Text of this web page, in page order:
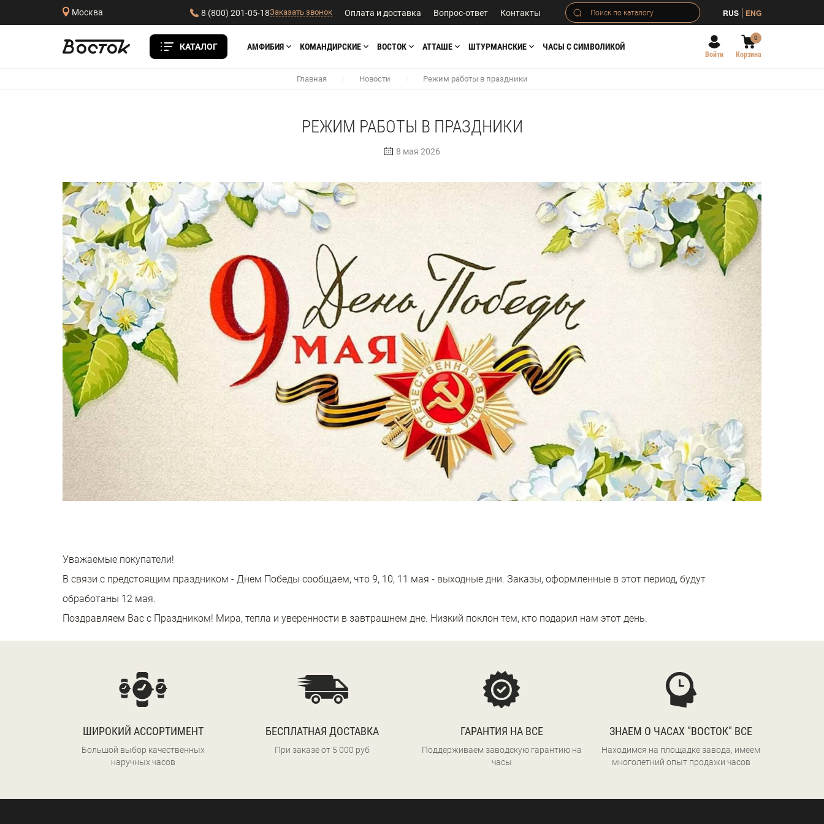
Москва 8 (800) 201-05-18Заказать звонок Оплата и доставка Вопрос-ответ Контакты RUS ENG
КАТАЛОГ АМФИБИЯ КОМАНДИРСКИЕ ВОСТОК АТТАШЕ ШТУРМАНСКИЕ ЧАСЫ С СИМВОЛИКОЙ
Войти
0
Корзина
Главная / Новости / Режим работы в праздники
РЕЖИМ РАБОТЫ В ПРАЗДНИКИ
8 мая 2026
Уважаемые покупатели!
В связи с предстоящим праздником - Днем Победы сообщаем, что 9, 10, 11 мая - выходные дни. Заказы, оформленные в этот период, будут
обработаны 12 мая.
Поздравляем Вас с Праздником! Мира, тепла и уверенности в завтрашнем дне. Низкий поклон тем, кто подарил нам этот день.
ШИРОКИЙ АССОРТИМЕНТ
Большой выбор качественных
наручных часов
БЕСПЛАТНАЯ ДОСТАВКА
При заказе от 5 000 руб
ГАРАНТИЯ НА ВСЕ
Поддерживаем заводскую гарантию на
часы
ЗНАЕМ О ЧАСАХ "ВОСТОК" ВСЕ
Находимся на площадке завода, имеем
многолетний опыт продажи часов